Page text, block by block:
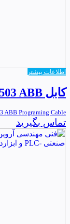
اطلاعات بیشتر
کابل TK503 ABB
ABB Programing Cable
تماس بگیرید